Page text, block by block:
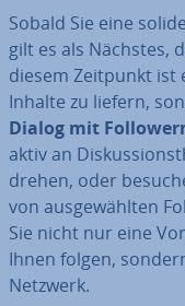
Sobald Sie eine
gilt es als Nächstes,
diesem Zeitpunkt ist
Inhalte zu liefern,
Dialog mit
aktiv an
drehen, oder
von aus­ge­wähl­ten
Sie nicht nur eine
Ihnen folgen,
Netzwerk.